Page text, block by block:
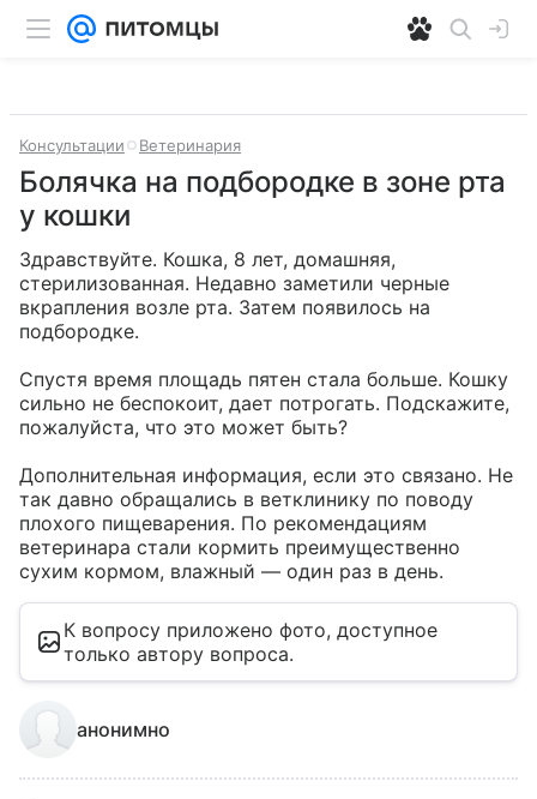
Консультации Ветеринария
Болячка на подбородке в зоне рта
у кошки
Здравствуйте. Кошка, 8 лет, домашняя,
стерилизованная. Недавно заметили черные
вкрапления возле рта. Затем появилось на
подбородке.
Спустя время площадь пятен стала больше. Кошку
сильно не беспокоит, дает потрогать. Подскажите,
пожалуйста, что это может быть?
Дополнительная информация, если это связано. Не
так давно обращались в ветклинику по поводу
плохого пищеварения. По рекомендациям
ветеринара стали кормить преимущественно
сухим кормом, влажный — один раз в день.
К вопросу приложено фото, доступное
только автору вопроса.
анонимно